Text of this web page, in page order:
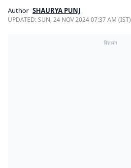
Author SHAURYA PUNJ
UPDATED:SUN, 24 NOV 2024 07:37 AM (IST)
विज्ञापन